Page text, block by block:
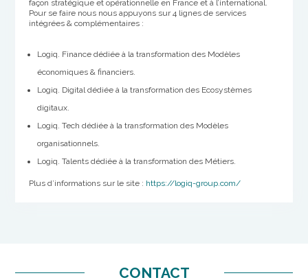
façon stratégique et opérationnelle en France et à l’international.
Pour se faire nous nous appuyons sur 4 lignes de services
intégrées & complémentaires :
Logiq. Finance dédiée à la transformation des Modèles
économiques & financiers.
Logiq. Digital dédiée à la transformation des Ecosystèmes
digitaux.
Logiq. Tech dédiée à la transformation des Modèles
organisationnels.
Logiq. Talents dédiée à la transformation des Métiers.
Plus d’informations sur le site : https://logiq-group.com/
CONTACT